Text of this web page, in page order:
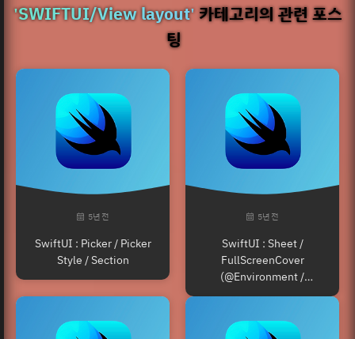
'SWIFTUI/View layout'카테고리의 관련 포스
팅
5년 전
SwiftUI : Picker / Picker
Style / Section
5년 전
SwiftUI : Sheet /
FullScreenCover
(@Environment /
presentationMode)